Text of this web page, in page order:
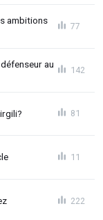
ambitions
77
au
142
81
11
222